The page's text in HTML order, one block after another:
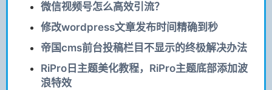
微信视频号怎么高效引流？
修改wordpress文章发布时间精确到秒
帝国cms前台投稿栏目不显示的终极解决办法
RiPro日主题美化教程，RiPro主题底部添加波
浪特效